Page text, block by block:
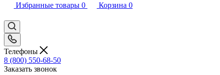
Избранные товары 0 Корзина 0
Телефоны
8 (800) 550-68-50
Заказать звонок